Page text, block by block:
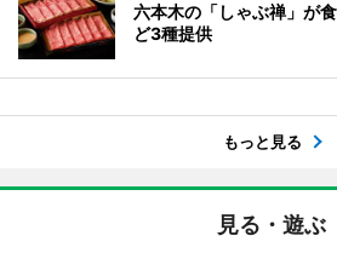
六本木の「しゃぶ禅」が
ど3種提供
もっと見る
見る・遊ぶ